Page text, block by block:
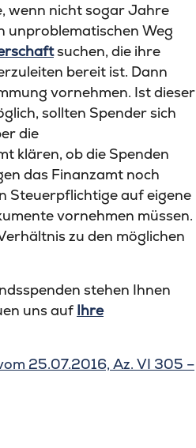
wenn nicht sogar Jahre
unproblematischen Weg
suchen, die ihre
bereit ist. Dann
vornehmen. Ist dieser
sollten Spender sich
die
klären, ob die Spenden
das Finanzamt noch
Steuerpflichtige auf eigene
vornehmen müssen.
zu den möglichen
stehen Ihnen
uns auf Ihre
25.07.2016, Az. VI 305 –